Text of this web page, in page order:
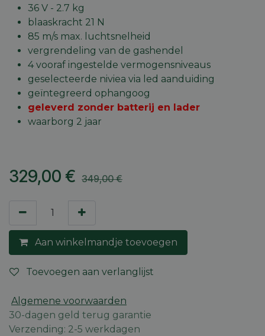
36 V - 2.7 kg
blaaskracht 21 N
85 m/s max. luchtsnelheid
vergrendeling van de gashendel
4 vooraf ingestelde vermogensniveaus
geselecteerde niviea via led aanduiding
geïntegreerd ophangoog
geleverd zonder batterij en lader
waarborg 2 jaar
329,00 € 349,00€
Aan winkelmandje toevoegen
Toevoegen aan verlanglijst
Algemene voorwaarden
30-dagen geld terug garantie
Verzending: 2-5 werkdagen